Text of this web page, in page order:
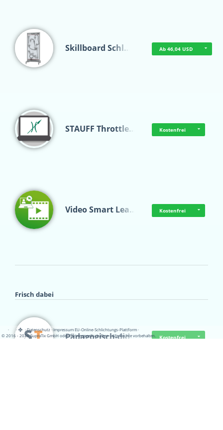
Skillboard Schl… Ab 46,04 USD
STAUFF Throttle… Kostenfrei
Video Smart Lea… Kostenfrei
Frisch dabei
Pädagogisch-did… Kostenfrei
· · ·Datenschutz·Impressum EU-Online-Schlichtungs-Plattform·
© 2016 - 2026 SupraTix GmbH oder Partnergesellschaften - Alle Rechte vorbehalten.